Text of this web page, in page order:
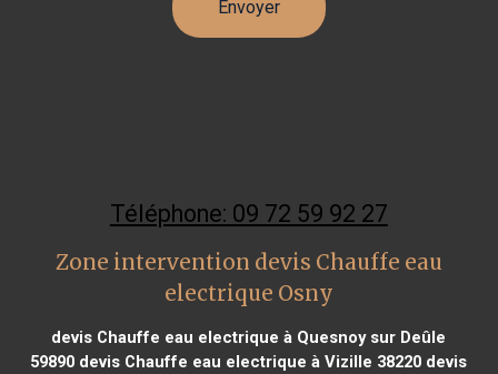
Téléphone: 09 72 59 92 27
Zone intervention devis Chauffe eau
electrique Osny
devis Chauffe eau electrique à Quesnoy sur Deûle
59890 devis Chauffe eau electrique à Vizille 38220 devis